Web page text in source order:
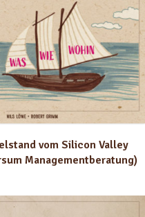
vom Silicon Valley
Managementberatung)